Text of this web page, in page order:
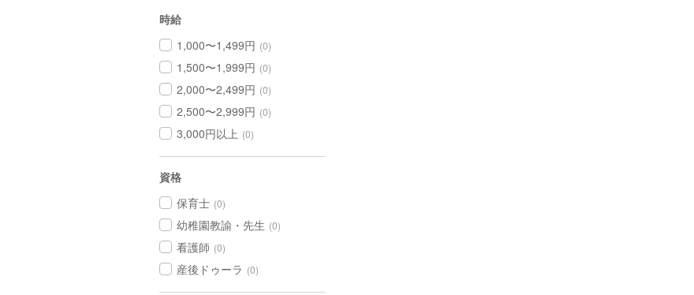
時給
1,000〜1,499円 (0)
1,500〜1,999円 (0)
2,000〜2,499円 (0)
2,500〜2,999円 (0)
3,000円以上 (0)
資格
保育士 (0)
幼稚園教諭・先生 (0)
看護師 (0)
産後ドゥーラ (0)